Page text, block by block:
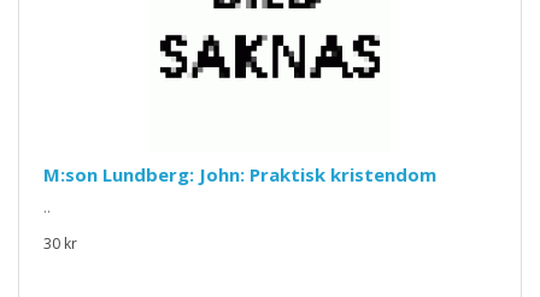
M:son Lundberg: John: Praktisk kristendom
..
30 kr